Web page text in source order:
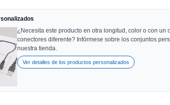
¿Necesita este producto en otra longitud, color o con un
conectores diferente? Infórmese sobre los conjuntos
nuestra tienda.
Ver detalles de los productos personalizados